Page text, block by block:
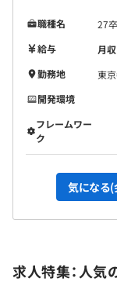
職種名
27
給与
月
勤務地
東
開発環境
フレームワー
ク
気になる(
求人特集：人気